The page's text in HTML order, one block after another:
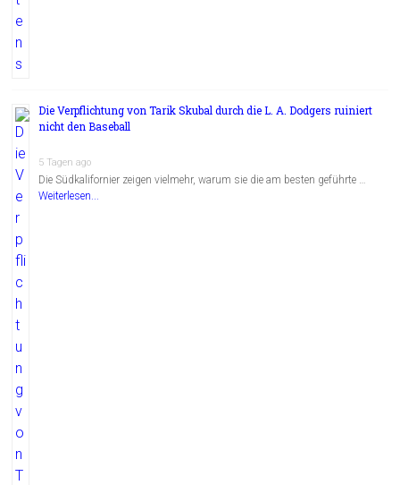
Die Verpflichtung von Tarik Skubal durch die L. A. Dodgers ruiniert
nicht den Baseball
5 Tagen ago
Die Südkalifornier zeigen vielmehr, warum sie die am besten geführte …
Weiterlesen...